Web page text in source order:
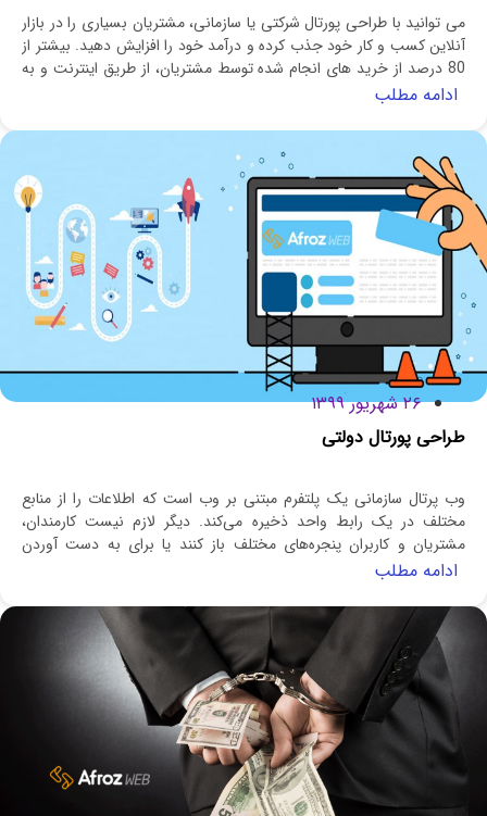
می توانید با طراحی پورتال شرکتی یا سازمانی، مشتریان بسیاری را در بازار
آنلاین کسب و کار خود جذب کرده و درآمد خود را افزایش دهید. بیشتر از
80 درصد از خرید های انجام شده توسط مشتریان، از طریق اینترنت و به
صورت آنلاین بوده است.
ادامه مطلب
۲۶ شهریور ۱۳۹۹
طراحی پورتال دولتی
وب پرتال سازمانی یک پلتفرم مبتنی بر وب است که اطلاعات را از منابع
مختلف در یک رابط واحد ذخیره می‌کند. دیگر لازم نیست کارمندان،
مشتریان و کاربران پنجره‌های مختلف باز کنند یا برای به دست آوردن
اطلاعات مورد نیازشان در اپلیکیشن‌های مختلف ثبت‌نام کنند. آنها از طریق
که مدنظرشان است، دست پیدا می‌کنند.
ادامه مطلب